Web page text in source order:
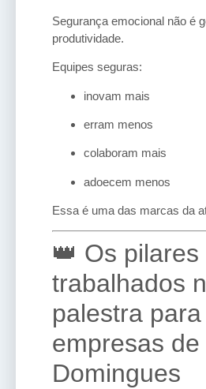
Segurança emocional não é
produtividade.
Equipes seguras:
inovam mais
erram menos
colaboram mais
adoecem menos
Essa é uma das marcas da
👑 Os pilares
trabalhados
palestra para
empresas de
Domingues